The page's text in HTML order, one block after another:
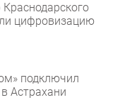
цифровизацию
подключил
Астрахани